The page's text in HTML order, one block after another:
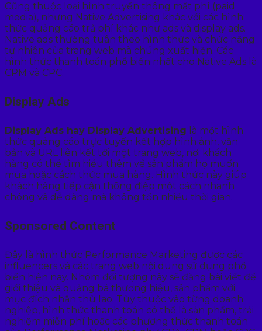
Cũng thuộc loại hình truyền thông mất phí (paid
media), nhưng Native Advertising khác với các hình
thức quảng cáo trả phí khác như ads và display ads.
Native ads thường tuân theo hình thức và chức năng
tự nhiên của trang web mà chúng xuất hiện. Các
hình thức thanh toán phổ biến nhất cho Native Ads là
CPM và CPC.
Display Ads
Display Ads hay Display Advertising là một hình
thức quảng cáo trực tuyến kết hợp hình ảnh, văn
bản và URL liên kết tới một trang web, nơi khách
hàng có thể tìm hiểu thêm về sản phẩm họ muốn
mua hoặc cách thức mua hàng. Hình thức này giúp
khách hàng tiếp cận thông điệp một cách nhanh
chóng và dễ dàng mà không tốn nhiều thời gian.
Sponsored Content
Đây là hình thức Performance Marketing được các
influencers và các trang web nội dung sử dụng phổ
biến hiện nay. Nhóm đối tượng này sẽ đăng bài viết để
giới thiệu và quảng bá thương hiệu, sản phẩm với
mục đích nhận thù lao. Tùy thuộc vào từng doanh
nghiệp, hình thức thanh toán có thể là sản phẩm, trải
nghiệm miễn phí hoặc các phương thức thanh toán